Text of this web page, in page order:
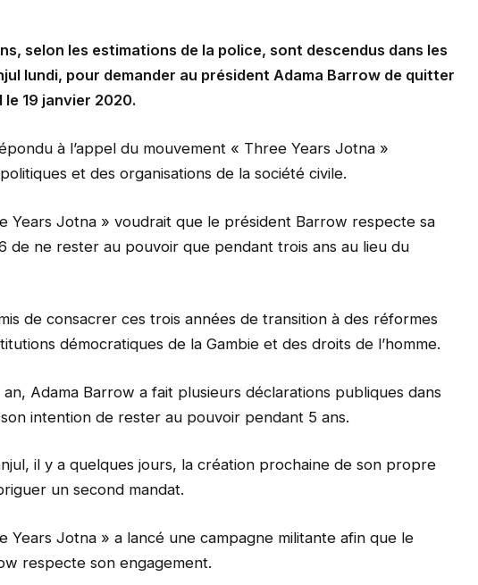
selon les estimations de la police, sont descendus dans les
lundi, pour demander au président Adama Barrow de quitter
19 janvier 2020.
à l’appel du mouvement « Three Years Jotna »
et des organisations de la société civile.
Years Jotna » voudrait que le président Barrow respecte sa
de ne rester au pouvoir que pendant trois ans au lieu du
de consacrer ces trois années de transition à des réformes
démocratiques de la Gambie et des droits de l’homme.
Adama Barrow a fait plusieurs déclarations publiques dans
intention de rester au pouvoir pendant 5 ans.
il y a quelques jours, la création prochaine de son propre
un second mandat.
Years Jotna » a lancé une campagne militante afin que le
respecte son engagement.